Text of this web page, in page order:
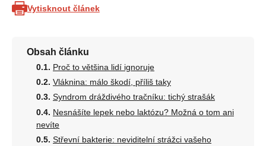
Vytisknout článek
Obsah článku
Proč to většina lidí ignoruje
Vláknina: málo škodí, příliš taky
Syndrom dráždivého tračníku: tichý strašák
Nesnášíte lepek nebo laktózu? Možná o tom ani
nevíte
Střevní bakterie: neviditelní strážci vašeho